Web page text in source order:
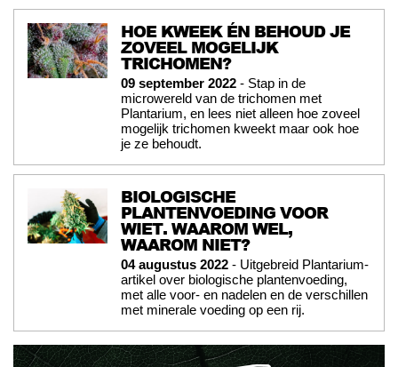
HOE KWEEK ÉN BEHOUD JE
ZOVEEL MOGELIJK
TRICHOMEN?
09 september 2022 - Stap in de
microwereld van de trichomen met
Plantarium, en lees niet alleen hoe zoveel
mogelijk trichomen kweekt maar ook hoe
je ze behoudt.
BIOLOGISCHE
PLANTENVOEDING VOOR
WIET. WAAROM WEL,
WAAROM NIET?
04 augustus 2022 - Uitgebreid Plantarium-
artikel over biologische plantenvoeding,
met alle voor- en nadelen en de verschillen
met minerale voeding op een rij.